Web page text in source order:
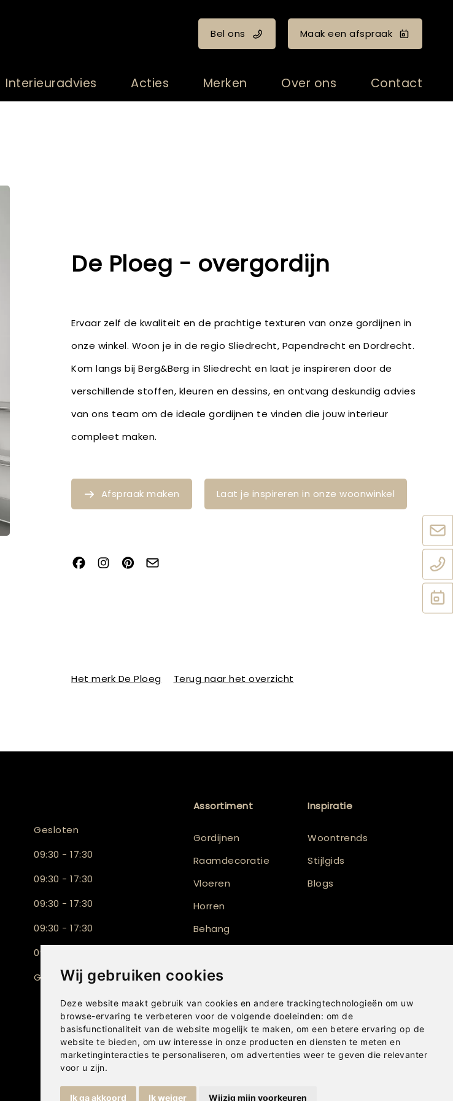
Wij gebruiken cookies
Deze website maakt gebruik van cookies en andere trackingtechnologieën om uw
browse-ervaring te verbeteren voor de volgende doeleinden: om de
basisfunctionaliteit van de website mogelijk te maken, om een betere ervaring op de
website te bieden, om uw interesse in onze producten en diensten te meten en
marketinginteracties te personaliseren, om advertenties weer te geven die relevanter
voor u zijn.
Ik ga akkoord Ik weiger Wijzig mijn voorkeuren
Bel ons Maak een afspraak
Interieuradvies Acties Merken Over ons Contact
De Ploeg - overgordijn
Ervaar zelf de kwaliteit en de prachtige texturen van onze gordijnen in
onze winkel. Woon je in de regio Sliedrecht, Papendrecht en Dordrecht.
Kom langs bij Berg&Berg in Sliedrecht en laat je inspireren door de
verschillende stoffen, kleuren en dessins, en ontvang deskundig advies
van ons team om de ideale gordijnen te vinden die jouw interieur
compleet maken.
Afspraak maken Laat je inspireren in onze woonwinkel
Het merk De Ploeg Terug naar het overzicht
Gesloten
09:30 - 17:30
09:30 - 17:30
09:30 - 17:30
09:30 - 17:30
09:30 - 17:00
Gesloten
Assortiment
Gordijnen
Raamdecoratie
Vloeren
Horren
Behang
Vloerkleden
Shutters
Buitenzonwering
Inspiratie
Woontrends
Stijlgids
Blogs